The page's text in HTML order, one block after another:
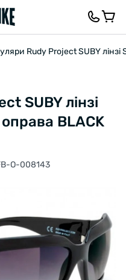
Rudy Project SUBY лінзі
SUBY лінзі
оправа BLACK
O-008143
ТА ЗАПИТАННЯ